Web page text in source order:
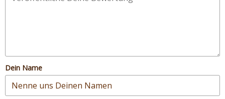
Dein Name